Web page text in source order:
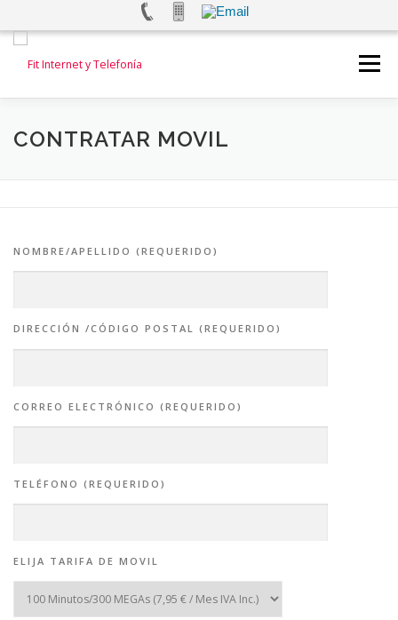
Saltar
contenido
Menú
INICIO INTERNET TELEFONÍA FIJA
CONTRATAR MOVIL
NOMBRE/APELLIDO (REQUERIDO)
DIRECCIÓN /CÓDIGO POSTAL (REQUERIDO)
CORREO ELECTRÓNICO (REQUERIDO)
TELÉFONO (REQUERIDO)
ELIJA TARIFA DE MOVIL